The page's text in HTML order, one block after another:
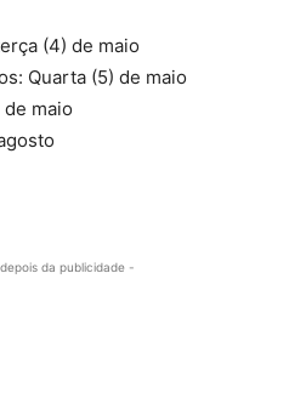
(4) de maio
Quarta (5) de maio
de maio
da publicidade -